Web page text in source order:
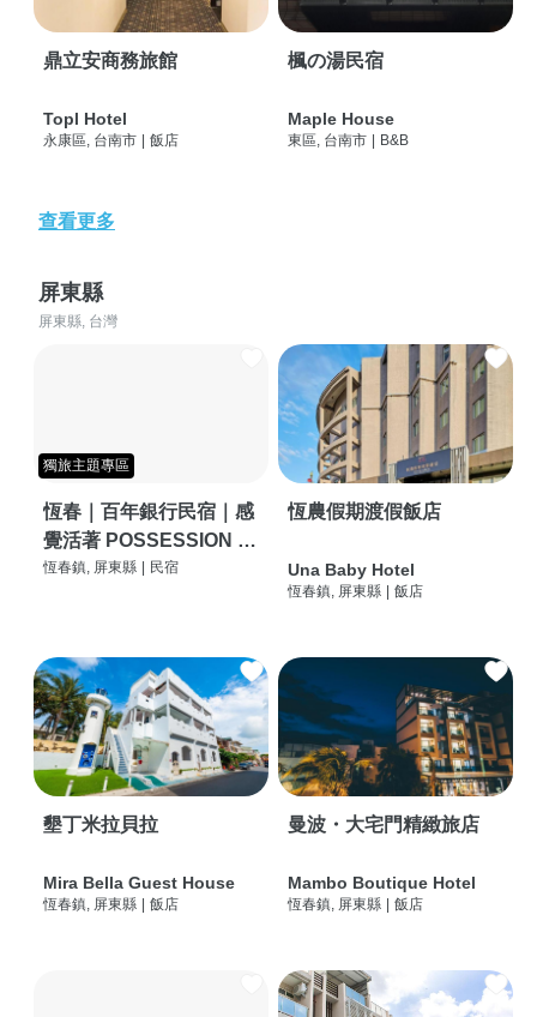
鼎立安商務旅館
Topl Hotel
永康區, 台南市 | 飯店
楓の湯民宿
Maple House
東區, 台南市 | B&B
查看更多
屏東縣
屏東縣, 台灣
獨旅主題專區
恆春｜百年銀行民宿｜感
覺活著 POSSESSION |
背包客棧 | 恆春必住特色
恆春鎮, 屏東縣 民宿
恆農假期渡假飯店
Una Baby Hotel
恆春鎮, 屏東縣 飯店
墾丁米拉貝拉
Mira Bella Guest House
恆春鎮, 屏東縣 飯店
曼波・大宅門精緻旅店
Mambo Boutique Hotel
恆春鎮, 屏東縣 飯店